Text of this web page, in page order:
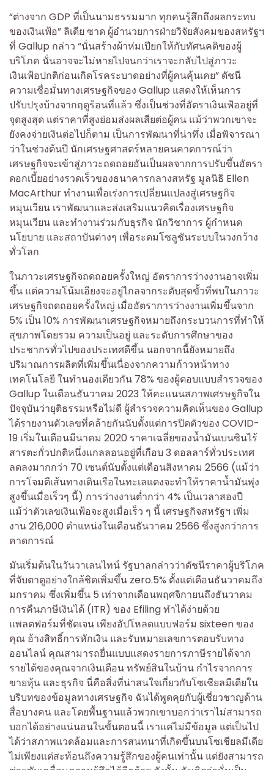
“ต่างจาก GDP ที่เป็นนามธรรมมาก ทุกคนรู้สึกถึงผลกระทบ
ของเงินเฟ้อ” ลิเดีย ซาด ผู้อำนวยการฝ่ายวิจัยสังคมของสหรัฐฯ
ที่ Gallup กล่าว “นั่นสร้างผ้าห่มเปียกให้กับทัศนคติของผู้
บริโภค นั่นอาจจะไม่หายไปจนกว่าเราจะกลับไปสู่ภาวะ
เงินเฟ้อปกติก่อนเกิดโรคระบาดอย่างที่ผู้คนคุ้นเคย” ดัชนี
ความเชื่อมั่นทางเศรษฐกิจของ Gallup แสดงให้เห็นการ
ปรับปรุงบ้างจากฤดูร้อนที่แล้ว ซึ่งเป็นช่วงที่อัตราเงินเฟ้ออยู่ที่
จุดสูงสุด แต่ราคาที่สูงย่อมส่งผลเสียต่อผู้คน แม้ว่าพวกเขาจะ
ยังคงจ่ายเงินต่อไปก็ตาม เป็นการพัฒนาที่น่าทึ่ง เมื่อพิจารณา
ว่าในช่วงต้นปี นักเศรษฐศาสตร์หลายคนคาดการณ์ว่า
เศรษฐกิจจะเข้าสู่ภาวะถดถอยอันเป็นผลจากการปรับขึ้นอัตรา
ดอกเบี้ยอย่างรวดเร็วของธนาคารกลางสหรัฐ มูลนิธิ Ellen
MacArthur ทำงานเพื่อเร่งการเปลี่ยนแปลงสู่เศรษฐกิจ
หมุนเวียน เราพัฒนาและส่งเสริมแนวคิดเรื่องเศรษฐกิจ
หมุนเวียน และทำงานร่วมกับธุรกิจ นักวิชาการ ผู้กำหนด
นโยบาย และสถาบันต่างๆ เพื่อระดมโซลูชันระบบในวงกว้าง
ทั่วโลก
ในภาวะเศรษฐกิจถดถอยครั้งใหญ่ อัตราการว่างงานอาจเพิ่ม
ขึ้น แต่ความโน้มเอียงจะอยู่ไกลจากระดับสุดขั้วที่พบในภาวะ
เศรษฐกิจถดถอยครั้งใหญ่ เมื่ออัตราการว่างงานเพิ่มขึ้นจาก
5% เป็น 10% การพัฒนาเศรษฐกิจหมายถึงกระบวนการที่ทำให้
สุขภาพโดยรวม ความเป็นอยู่ และระดับการศึกษาของ
ประชากรทั่วไปของประเทศดีขึ้น นอกจากนี้ยังหมายถึง
ปริมาณการผลิตที่เพิ่มขึ้นเนื่องจากความก้าวหน้าทาง
เทคโนโลยี ในทำนองเดียวกัน 78% ของผู้ตอบแบบสำรวจของ
Gallup ในเดือนธันวาคม 2023 ให้คะแนนสภาพเศรษฐกิจใน
ปัจจุบันว่ายุติธรรมหรือไม่ดี ผู้สำรวจความคิดเห็นของ Gallup
ได้รายงานตัวเลขที่คล้ายกันนับตั้งแต่การปิดตัวของ COVID-
19 เริ่มในเดือนมีนาคม 2020 ราคาเฉลี่ยของน้ำมันเบนซินไร้
สารตะกั่วปกติหนึ่งแกลลอนอยู่ที่เกือบ 3 ดอลลาร์ทั่วประเทศ
ลดลงมากกว่า 70 เซนต์นับตั้งแต่เดือนสิงหาคม 2566 (แม้ว่า
การโจมตีเส้นทางเดินเรือในทะเลแดงจะทำให้ราคาน้ำมันพุ่ง
สูงขึ้นเมื่อเร็วๆ นี้) การว่างงานต่ำกว่า 4% เป็นเวลาสองปี
แม้ว่าตัวเลขเงินเฟ้อจะสูงเมื่อเร็ว ๆ นี้ เศรษฐกิจสหรัฐฯ เพิ่ม
งาน 216,000 ตำแหน่งในเดือนธันวาคม 2566 ซึ่งสูงกว่าการ
คาดการณ์
มันเริ่มต้นในวันวาเลนไทน์ รัฐบาลกล่าวว่าดัชนีราคาผู้บริโภค
ที่จับตาดูอย่างใกล้ชิดเพิ่มขึ้น zero.5% ตั้งแต่เดือนธันวาคมถึง
มกราคม ซึ่งเพิ่มขึ้น 5 เท่าจากเดือนพฤศจิกายนถึงธันวาคม
การคืนภาษีเงินได้ (ITR) ของ Efiling ทำได้ง่ายด้วย
แพลตฟอร์มที่ชัดเจน เพียงอัปโหลดแบบฟอร์ม sixteen ของ
คุณ อ้างสิทธิ์การหักเงิน และรับหมายเลขการตอบรับทาง
ออนไลน์ คุณสามารถยื่นแบบแสดงรายการภาษีรายได้จาก
รายได้ของคุณจากเงินเดือน ทรัพย์สินในบ้าน กำไรจากการ
ขายหุ้น และธุรกิจ นี่คือสิ่งที่น่าสนใจเกี่ยวกับโซเชียลมีเดียใน
บริบทของข้อมูลทางเศรษฐกิจ ฉันได้พูดคุยกับผู้เชี่ยวชาญด้าน
สื่อบางคน และโดยพื้นฐานแล้วพวกเขาบอกว่าเราไม่สามารถ
บอกได้อย่างแน่นอนในขั้นตอนนี้ เราแค่ไม่มีข้อมูล แต่เป็นไป
ได้ว่าสภาพแวดล้อมและการสนทนาที่เกิดขึ้นบนโซเชียลมีเดีย
ไม่เพียงแต่สะท้อนถึงความรู้สึกของผู้คนเท่านั้น แต่ยังสามารถ